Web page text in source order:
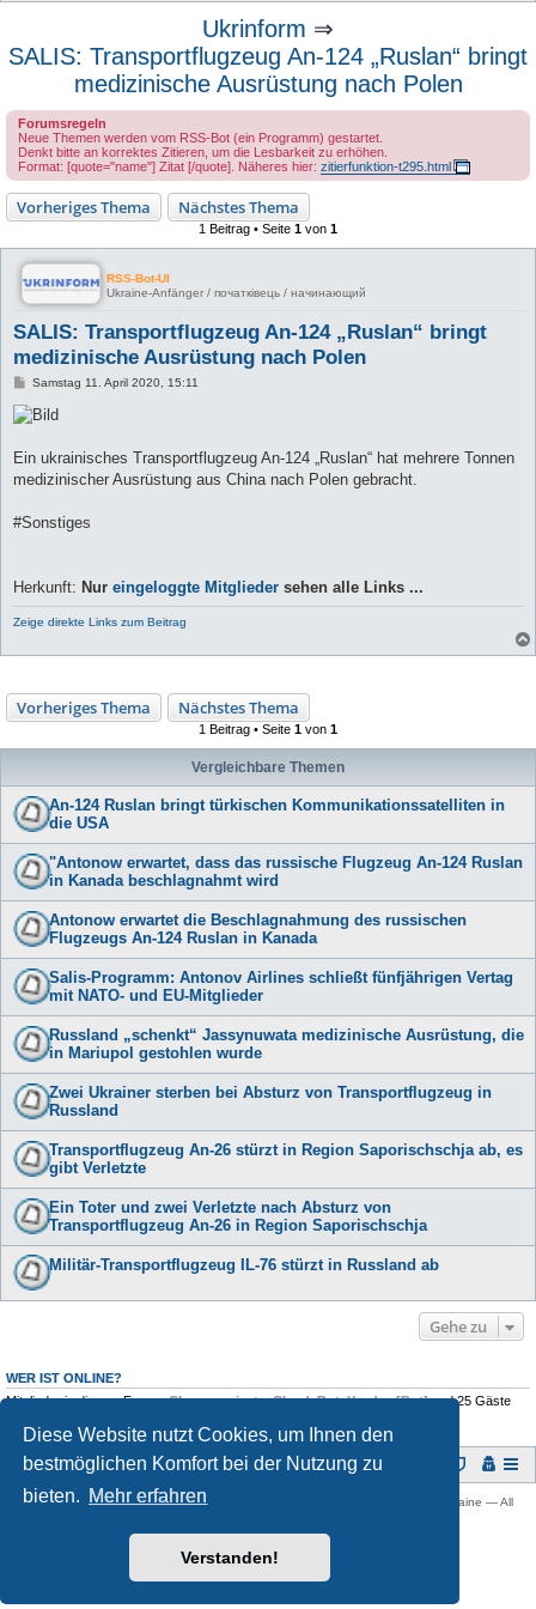
Diese Website nutzt Cookies, um Ihnen den
bestmöglichen Komfort bei der Nutzung zu
bieten.
Mehr erfahren
Verstanden!
Ukrinform ⇒
SALIS: Transportflugzeug An-124 „Ruslan“ bringt
medizinische Ausrüstung nach Polen
Forumsregeln
Neue Themen werden vom RSS-Bot (ein Programm) gestartet.
Denkt bitte an korrektes Zitieren, um die Lesbarkeit zu erhöhen.
Format: [quote="name"] Zitat [/quote]. Näheres hier: zitierfunktion-t295.html
Vorheriges Thema Nächstes Thema
1 Beitrag • Seite 1 von 1
RSS-Bot-UI
Ukraine-Anfänger / початківець / начинающий
SALIS: Transportflugzeug An-124 „Ruslan“ bringt
medizinische Ausrüstung nach Polen
B
i
t
a
g
Samstag 11. April 2020, 15:11
Ein ukrainisches Transportflugzeug An-124 „Ruslan“ hat mehrere Tonnen
medizinischer Ausrüstung aus China nach Polen gebracht.
#Sonstiges
Herkunft: Nur eingeloggte Mitglieder sehen alle Links ...
Zeige direkte Links zum Beitrag
Vorheriges Thema Nächstes Thema
1 Beitrag • Seite 1 von 1
Vergleichbare Themen
An-124 Ruslan bringt türkischen Kommunikationssatelliten in
die USA
"Antonow erwartet, dass das russische Flugzeug An-124 Ruslan
in Kanada beschlagnahmt wird
Antonow erwartet die Beschlagnahmung des russischen
Flugzeugs An-124 Ruslan in Kanada
Salis-Programm: Antonov Airlines schließt fünfjährigen Vertag
mit NATO- und EU-Mitglieder
Russland „schenkt“ Jassynuwata medizinische Ausrüstung, die
in Mariupol gestohlen wurde
Zwei Ukrainer sterben bei Absturz von Transportflugzeug in
Russland
Transportflugzeug An-26 stürzt in Region Saporischschja ab, es
gibt Verletzte
Ein Toter und zwei Verletzte nach Absturz von
Transportflugzeug An-26 in Region Saporischschja
Militär-Transportflugzeug IL-76 stürzt in Russland ab
Gehe zu
WER IST ONLINE?
Mitglieder in diesem Forum:Chrome private,ClaudeBot,Yandex [Bot]und 25 Gäste
Foren-Übersicht
Copyright © 2009 -2026 Ukraine-Forum: Infos, Tipps und Diskussionen zur Ukraine — All
Deutsche Übersetzung durch